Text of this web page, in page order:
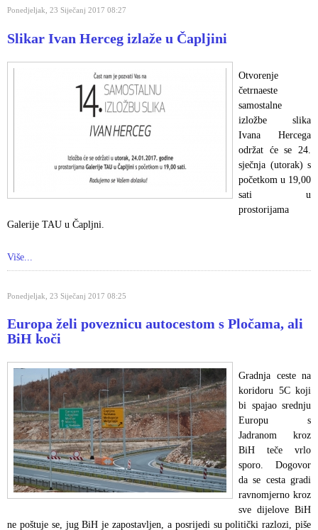
Ponedjeljak, 23 Siječanj 2017 08:27
Slikar Ivan Herceg izlaže u Čapljini
Otvorenje
četrnaeste
samostalne
izložbe slika
Ivana Hercega
održat će se 24.
sječnja (utorak) s
početkom u 19,00
sati u
prostorijama
Galerije TAU u Čapljni.
Više...
Ponedjeljak, 23 Siječanj 2017 08:25
Europa želi poveznicu autocestom s Pločama, ali
BiH koči
Gradnja ceste na
koridoru 5C koji
bi spajao srednju
Europu s
Jadranom kroz
BiH teče vrlo
sporo. Dogovor
da se cesta gradi
ravnomjerno kroz
sve dijelove BiH
ne poštuje se, jug BiH je zapostavljen, a posrijedi su politički razlozi, piše